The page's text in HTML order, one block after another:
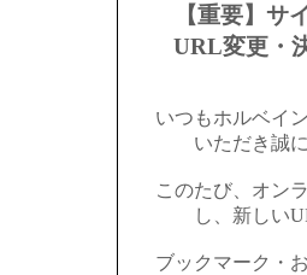
【重要】サ
URL変更・
いつもホルベイ
いただき誠
このたび、オン
し、新しい
ブックマーク・